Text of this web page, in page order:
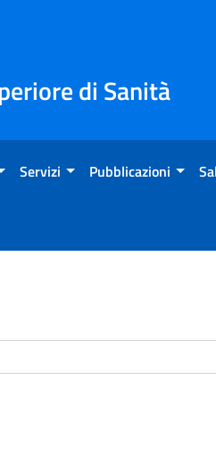
di Sanità
Servizi Pubblicazioni
- Eventi